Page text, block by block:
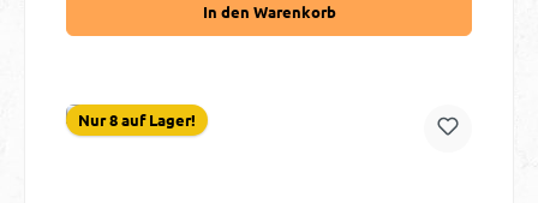
In den Warenkorb
Nur 8 auf Lager!